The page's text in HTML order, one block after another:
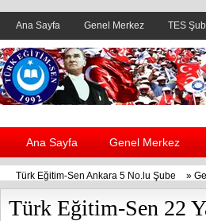
Ana Sayfa Genel Merkez TES
Ana Sayfa Genel Merkez
Türk Eğitim-Sen Ankara 5 No.lu Şube »
Türk Eğitim-Sen 22